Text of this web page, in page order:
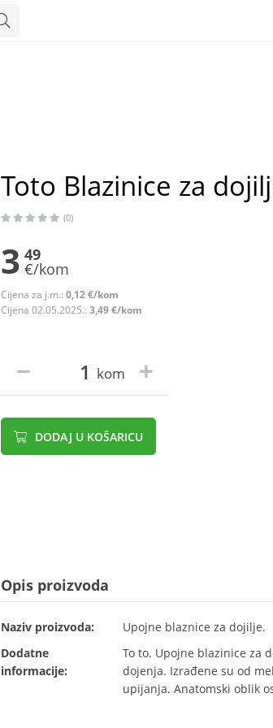
Toto Blazinice za
(0)
3 49
€/kom
Cijena za j.m.: 0,12 €/kom
Cijena 02.05.2025.: 3,49 €/kom
kom
DODAJ U KOŠARICU
Opis proizvoda
Naziv proizvoda:
Upojne blaznice za dojilje.
Dodatne
informacije:
To to. Upojne blazinice za
dojenja. Izrađene su od
upijanja. Anatomski oblik